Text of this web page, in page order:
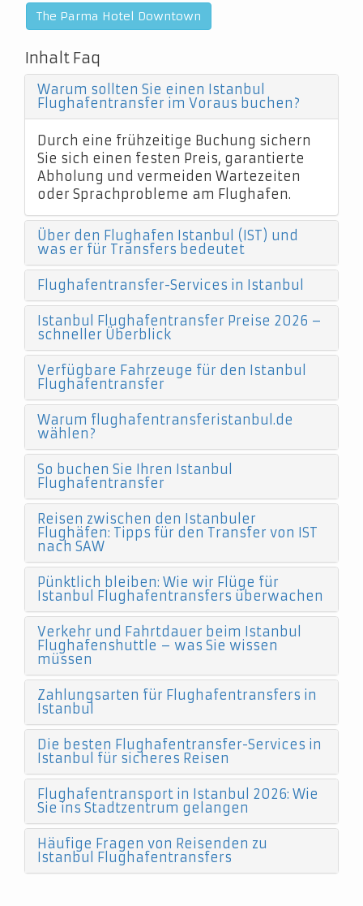
The Parma Hotel Downtown
Inhalt Faq
Warum sollten Sie einen Istanbul
Flughafentransfer im Voraus buchen?
Durch eine frühzeitige Buchung sichern
Sie sich einen festen Preis, garantierte
Abholung und vermeiden Wartezeiten
oder Sprachprobleme am Flughafen.
Über den Flughafen Istanbul (IST) und
was er für Transfers bedeutet
Flughafentransfer-Services in Istanbul
Istanbul Flughafentransfer Preise 2026 –
schneller Überblick
Verfügbare Fahrzeuge für den Istanbul
Flughafentransfer
Warum flughafentransferistanbul.de
wählen?
So buchen Sie Ihren Istanbul
Flughafentransfer
Reisen zwischen den Istanbuler
Flughäfen: Tipps für den Transfer von IST
nach SAW
Pünktlich bleiben: Wie wir Flüge für
Istanbul Flughafentransfers überwachen
Verkehr und Fahrtdauer beim Istanbul
Flughafenshuttle – was Sie wissen
müssen
Zahlungsarten für Flughafentransfers in
Istanbul
Die besten Flughafentransfer-Services in
Istanbul für sicheres Reisen
Flughafentransport in Istanbul 2026: Wie
Sie ins Stadtzentrum gelangen
Häufige Fragen von Reisenden zu
Istanbul Flughafentransfers